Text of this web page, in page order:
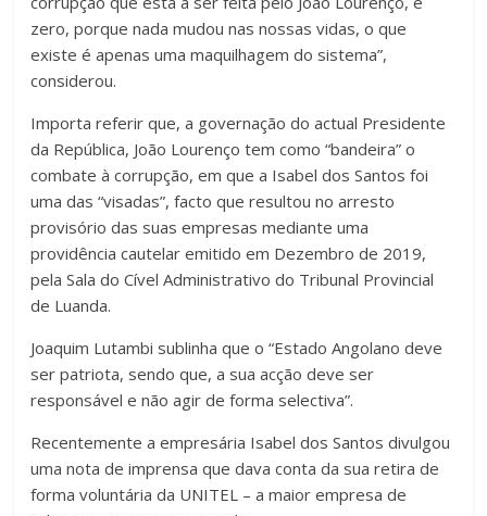
zero, porque nada mudou nas nossas vidas, o que
existe é apenas uma maquilhagem do sistema”,
considerou.
Importa referir que, a governação do actual Presidente
da República, João Lourenço tem como “bandeira” o
combate à corrupção, em que a Isabel dos Santos foi
uma das “visadas”, facto que resultou no arresto
provisório das suas empresas mediante uma
providência cautelar emitido em Dezembro de 2019,
pela Sala do Cível Administrativo do Tribunal Provincial
de Luanda.
Joaquim Lutambi sublinha que o “Estado Angolano deve
ser patriota, sendo que, a sua acção deve ser
responsável e não agir de forma selectiva”.
Recentemente a empresária Isabel dos Santos divulgou
uma nota de imprensa que dava conta da sua retira de
forma voluntária da UNITEL – a maior empresa de